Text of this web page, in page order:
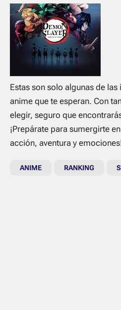
Estas son solo algunas de
anime que te esperan. Con
elegir, seguro que
¡Prepárate para sumergirte
acción, aventura y
ANIME RANKING